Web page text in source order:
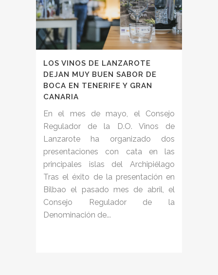
LOS VINOS DE LANZAROTE
DEJAN MUY BUEN SABOR DE
BOCA EN TENERIFE Y GRAN
CANARIA
En el mes de mayo, el Consejo
Regulador de la D.O. Vinos de
Lanzarote ha organizado dos
presentaciones con cata en las
principales islas del Archipiélago
Tras el éxito de la presentación en
Bilbao el pasado mes de abril, el
Consejo Regulador de la
Denominación de...